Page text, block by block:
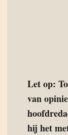
Let op:
van
hij het